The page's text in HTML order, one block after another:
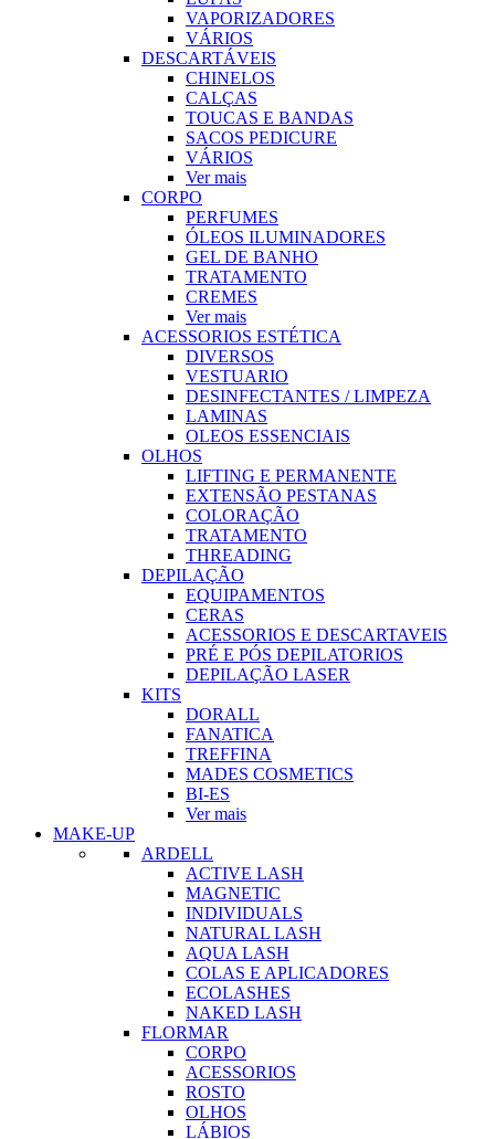
VAPORIZADORES
VÁRIOS
DESCARTÁVEIS
CHINELOS
CALÇAS
TOUCAS E BANDAS
SACOS PEDICURE
VÁRIOS
Ver mais
CORPO
PERFUMES
ÓLEOS ILUMINADORES
GEL DE BANHO
TRATAMENTO
CREMES
Ver mais
ACESSORIOS ESTÉTICA
DIVERSOS
VESTUARIO
DESINFECTANTES / LIMPEZA
LAMINAS
OLEOS ESSENCIAIS
OLHOS
LIFTING E PERMANENTE
EXTENSÃO PESTANAS
COLORAÇÃO
TRATAMENTO
THREADING
DEPILAÇÃO
EQUIPAMENTOS
CERAS
ACESSORIOS E DESCARTAVEIS
PRÉ E PÓS DEPILATORIOS
DEPILAÇÃO LASER
KITS
DORALL
FANATICA
TREFFINA
MADES COSMETICS
BI-ES
Ver mais
MAKE-UP
ARDELL
ACTIVE LASH
MAGNETIC
INDIVIDUALS
NATURAL LASH
AQUA LASH
COLAS E APLICADORES
ECOLASHES
NAKED LASH
FLORMAR
CORPO
ACESSORIOS
ROSTO
OLHOS
LÁBIOS